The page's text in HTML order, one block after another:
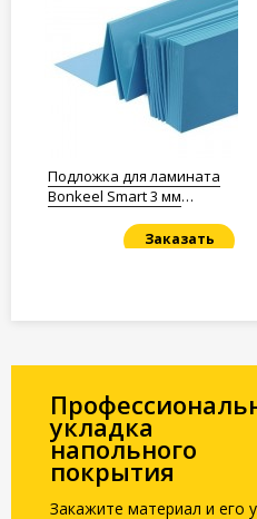
Подложка для ламината
Bonkeel Smart 3 мм
Заказать
укладка
напольного
покрытия
Закажите материал и его